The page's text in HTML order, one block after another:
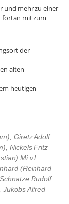
und mehr zu einer
fortan mit zum
der
alten
heutigen
Giretz Adolf
Nickels Fritz
Mi v.l.:
(Reinhard
Rudolf
Jukobs Alfred